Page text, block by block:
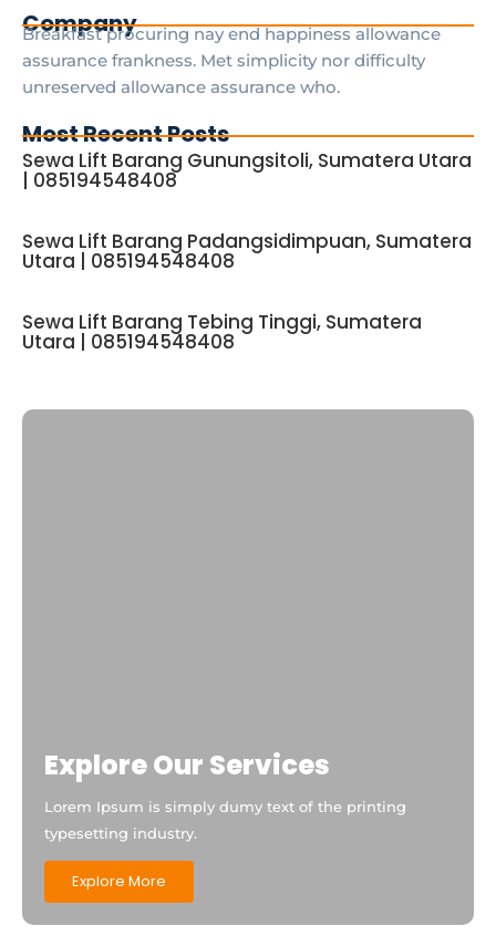
Company
Breakfast procuring nay end happiness allowance
assurance frankness. Met simplicity nor difficulty
unreserved allowance assurance who.
Most Recent Posts
Sewa Lift Barang Gunungsitoli, Sumatera Utara
| 085194548408
Sewa Lift Barang Padangsidimpuan, Sumatera
Utara | 085194548408
Sewa Lift Barang Tebing Tinggi, Sumatera
Utara | 085194548408
Explore Our Services
Lorem Ipsum is simply dumy text of the printing
typesetting industry.
Explore More